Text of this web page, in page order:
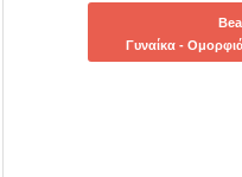
Γυναίκα -